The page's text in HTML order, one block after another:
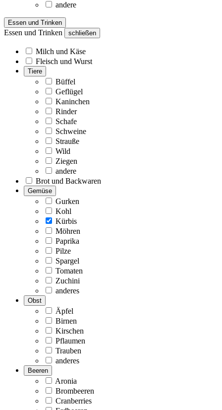
andere
Essen und Trinken
Essen und Trinken schließen
Milch und Käse
Fleisch und Wurst
Tiere
Büffel
Geflügel
Kaninchen
Rinder
Schafe
Schweine
Strauße
Wild
Ziegen
andere
Brot und Backwaren
Gemüse
Gurken
Kohl
Kürbis
Möhren
Paprika
Pilze
Spargel
Tomaten
Zuchini
anderes
Obst
Äpfel
Birnen
Kirschen
Pflaumen
Trauben
anderes
Beeren
Aronia
Brombeeren
Cranberries